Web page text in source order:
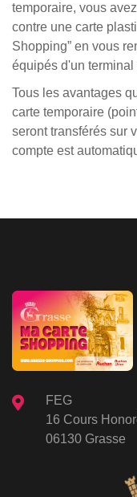
temporaire, vous
contre une carte
Shopping” en vous
équipés d'un
Tous les avantages
carte temporaire
seront transférés sur
compte est
FEG
16 Cours
06130 Grasse